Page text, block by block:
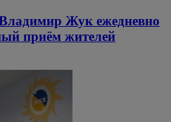
Жук ежедневно
приём жителей